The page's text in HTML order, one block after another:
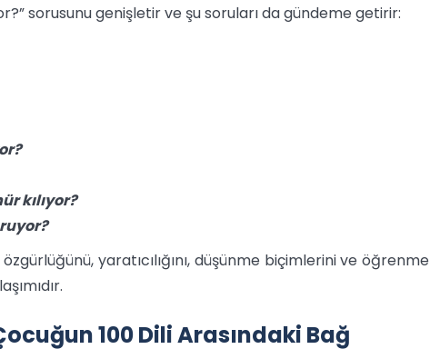
sorusunu genişletir ve şu soruları da gündeme getirir:
kılıyor?
yaratıcılığını, düşünme biçimlerini ve öğrenme
100 Dili Arasındaki Bağ